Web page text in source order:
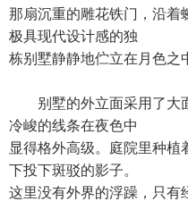
那扇沉重的雕花铁门，沿着
极具现代设计感的独
栋别墅静静地伫立在月色之
别墅的外立面采用了大面
冷峻的线条在夜色中
显得格外高级。庭院里种植
下投下斑驳的影子。
这里没有外界的浮躁，只有